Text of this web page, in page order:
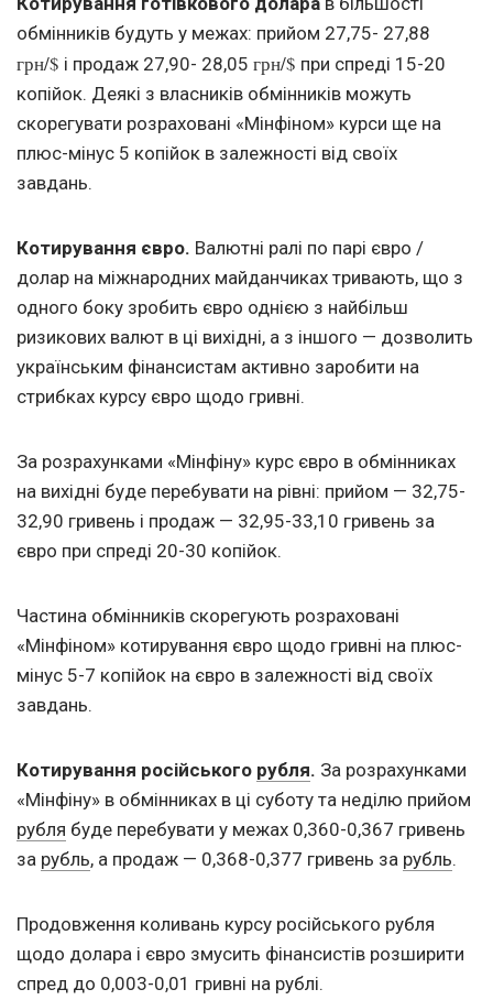
обмінників будуть у межах: прийом 27,75- 27,88
грн/$ і продаж 27,90- 28,05 грн/$ при спреді 15-20
копійок. Деякі з власників обмінників можуть
скорегувати розраховані «Мінфіном» курси ще на
плюс-мінус 5 копійок в залежності від своїх
завдань.
Котирування євро. Валютні ралі по парі євро /
долар на міжнародних майданчиках тривають, що з
одного боку зробить євро однією з найбільш
ризикових валют в ці вихідні, а з іншого — дозволить
українським фінансистам активно заробити на
стрибках курсу євро щодо гривні.
За розрахунками «Мінфіну» курс євро в обмінниках
на вихідні буде перебувати на рівні: прийом — 32,75-
32,90 гривень і продаж — 32,95-33,10 гривень за
євро при спреді 20-30 копійок.
Частина обмінників скорегують розраховані
«Мінфіном» котирування євро щодо гривні на плюс-
мінус 5-7 копійок на євро в залежності від своїх
завдань.
Котирування російського рубля. За розрахунками
«Мінфіну» в обмінниках в ці суботу та неділю прийом
рубля буде перебувати у межах 0,360-0,367 гривень
за рубль, а продаж — 0,368-0,377 гривень за рубль.
Продовження коливань курсу російського рубля
щодо долара і євро змусить фінансистів розширити
спред до 0,003-0,01 гривні на рублі.